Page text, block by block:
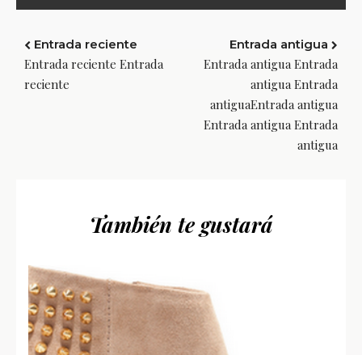
Entrada reciente
Entrada reciente Entrada
reciente
Entrada antigua
Entrada antigua Entrada
antigua Entrada
antiguaEntrada antigua
Entrada antigua Entrada
antigua
También te gustará